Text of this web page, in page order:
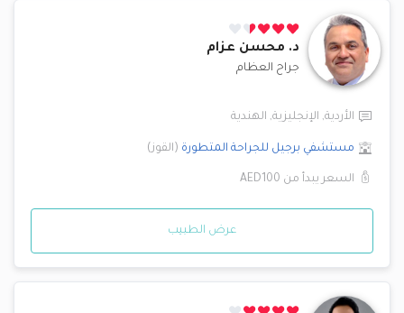
د. محسن عزام
جراح العظام
الأردية, الإنجليزية, الهندية
مستشفي برجيل للجراحة المتطورة (القوز)
السعر يبدأ من AED100
عرض الطبيب